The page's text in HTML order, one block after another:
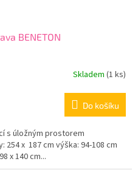
BENETON
Skladem (1 ks)
Do košíku
s úložným prostorem
x 187 cm výška: 94-108 cm
x 140 cm...